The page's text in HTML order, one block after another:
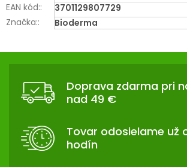
EAN kód::
3701129807729
Značka:: Bioderma
Z
Doprava zdarma pri
nad 49 €
Tovar odosielame už
hodín